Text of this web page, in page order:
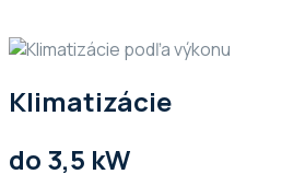
Klimatizácie
do 3,5 kW